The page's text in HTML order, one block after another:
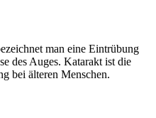
man eine Eintrübung
des Auges. Katarakt ist die
bei älteren Menschen.